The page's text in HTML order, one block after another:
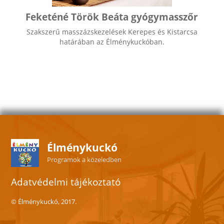
KapcsolatFeketéné Török Beáta gyógymasszőr
Szakszerű masszázskezelések Kerepes és Kistarcsa
határában az Élménykuckóban.
Élménykuckó
Programok a közeledben
Adatvédelmi tájékoztató
© Élménykuckó, 2017.